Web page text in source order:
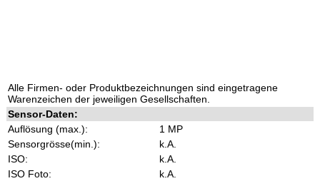
Alle Firmen- oder Produktbezeichnungen sind eingetragene
Warenzeichen der jeweiligen Gesellschaften.
Sensor-Daten:
Auflösung (max.):
1 MP
Sensorgrösse(min.):
k.A.
ISO:
k.A.
ISO Foto:
k.A.